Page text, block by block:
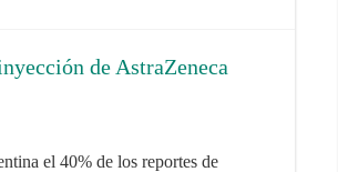
de AstraZeneca
el 40% de los reportes de